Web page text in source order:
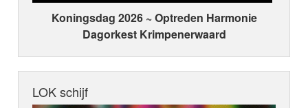
Koningsdag 2026 ~ Optreden Harmonie
Dagorkest Krimpenerwaard
LOK schijf